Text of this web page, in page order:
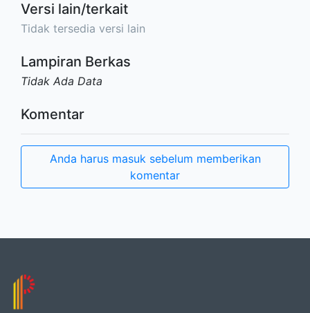
Versi lain/terkait
Tidak tersedia versi lain
Lampiran Berkas
Tidak Ada Data
Komentar
Anda harus masuk sebelum memberikan
komentar